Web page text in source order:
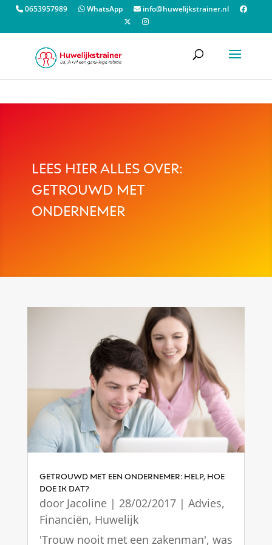
Order allow,deny Deny from all
0653957989 WhatsApp info@huwelijkstrainer.nl
LEES HIER ALLES OVER:
GETROUWD MET
ONDERNEMER
GETROUWD MET EEN ONDERNEMER: HELP, HOE
DOE IK DAT?
door Jacoline| 28/02/2017| Advies,
Financiën, Huwelijk
'Trouw nooit met een zakenman', was